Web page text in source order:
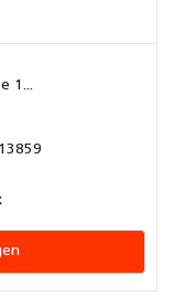
1...